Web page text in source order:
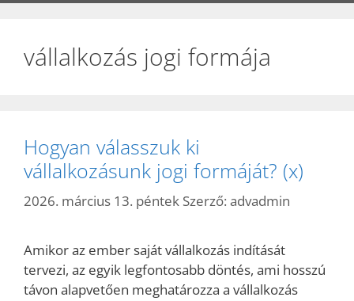
vállalkozás jogi formája
Hogyan válasszuk ki
vállalkozásunk jogi formáját? (x)
2026. március 13. péntek Szerző: advadmin
Amikor az ember saját vállalkozás indítását
tervezi, az egyik legfontosabb döntés, ami hosszú
távon alapvetően meghatározza a vállalkozás